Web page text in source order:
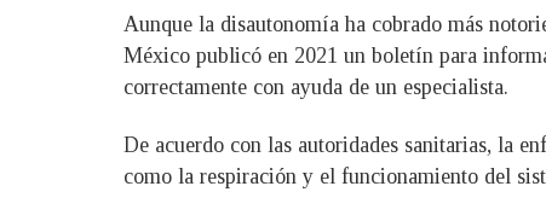
Aunque la disautonomía ha cobrado más
México publicó en 2021 un boletín para
correctamente con ayuda de un especialista.
De acuerdo con las autoridades sanitarias, la
como la respiración y el funcionamiento del